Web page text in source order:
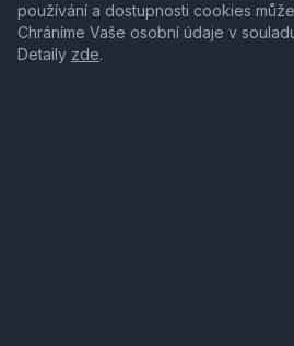
používání a dostupnosti cookies
Chráníme Vaše osobní údaje v
Detaily zde.